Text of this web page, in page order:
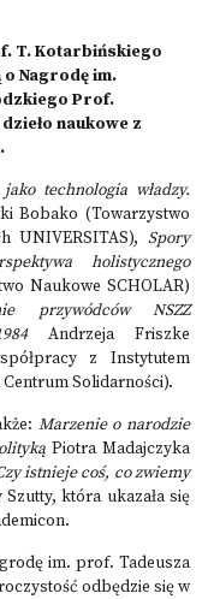
T. Kotarbińskiego
Nagrodę im.
Prof.
naukowe z
technologia władzy.
Bobako (Towarzystwo
UNIVERSITAS), Spory
holistycznego
Naukowe SCHOLAR)
przywódców NSZZ
Andrzeja Friszke
z Instytutem
Solidarności).
Marzenie o narodzie
Piotra Madajczyka
istnieje coś, co zwiemy
która ukazała się
im. prof. Tadeusza
odbędzie się w